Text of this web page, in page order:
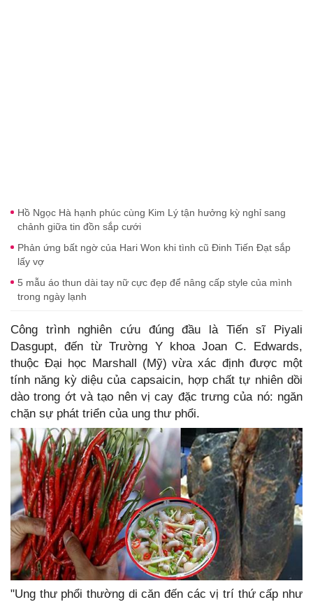
Hồ Ngọc Hà hạnh phúc cùng Kim Lý tận hưởng kỳ nghỉ sang
chảnh giữa tin đồn sắp cưới
Phản ứng bất ngờ của Hari Won khi tình cũ Đinh Tiến Đạt sắp
lấy vợ
5 mẫu áo thun dài tay nữ cực đẹp để nâng cấp style của mình
trong ngày lạnh
Công trình nghiên cứu đúng đầu là Tiến sĩ Piyali
Dasgupt, đến từ Trường Y khoa Joan C. Edwards,
thuộc Đại học Marshall (Mỹ) vừa xác định được một
tính năng kỳ diệu của capsaicin, hợp chất tự nhiên dồi
dào trong ớt và tạo nên vị cay đặc trưng của nó: ngăn
chặn sự phát triển của ung thư phổi.
"Ung thư phổi thường di căn đến các vị trí thứ cấp như